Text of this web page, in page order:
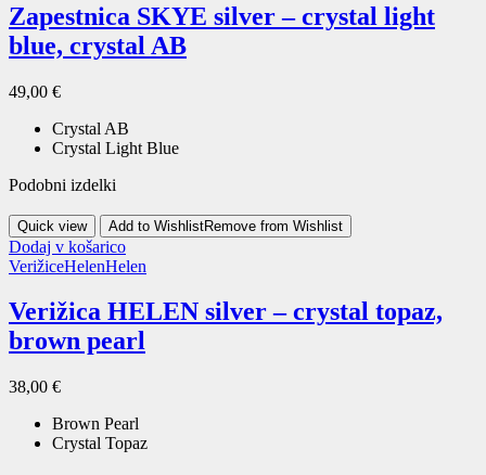
Zapestnica SKYE silver – crystal light
blue, crystal AB
49,00 €
Crystal AB
Crystal Light Blue
Podobni izdelki
Quick view Add to WishlistRemove from Wishlist
Dodaj v košarico
VerižiceHelenHelen
Verižica HELEN silver – crystal topaz,
brown pearl
38,00 €
Brown Pearl
Crystal Topaz